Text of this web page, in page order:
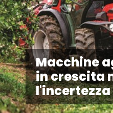
Macchine
in crescita